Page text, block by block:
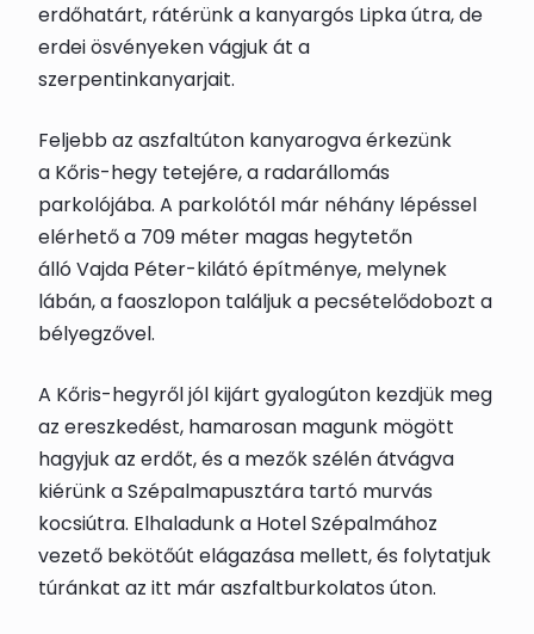
erdőhatárt, rátérünk a kanyargós Lipka útra, de
erdei ösvényeken vágjuk át a
szerpentinkanyarjait.
Feljebb az aszfaltúton kanyarogva érkezünk
a Kőris-hegy tetejére, a radarállomás
parkolójába. A parkolótól már néhány lépéssel
elérhető a 709 méter magas hegytetőn
állóVajda Péter-kilátóépítménye, melynek
lábán, a faoszlopon találjuk a pecsételődobozt a
bélyegzővel.
A Kőris-hegyről jól kijárt gyalogúton kezdjük meg
az ereszkedést, hamarosan magunk mögött
hagyjuk az erdőt, és a mezők szélén átvágva
kiérünk a Szépalmapusztára tartó murvás
kocsiútra. Elhaladunk a Hotel Szépalmához
vezető bekötőút elágazása mellett, és folytatjuk
túránkat az itt már aszfaltburkolatos úton.